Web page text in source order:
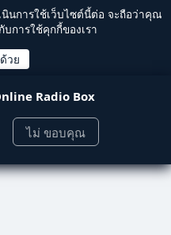
นินการใช้เว็บไซต์นี้ต่อ จะถือว่าคุณ
การใช้คุกกี้ของเรา
Radio Box
ไม่ ขอบคุณ